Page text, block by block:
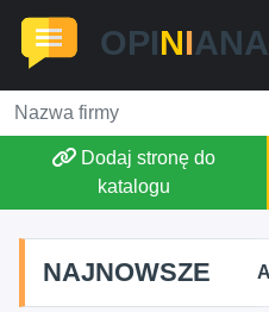
OPINIANA
Dodaj stronę do
katalogu
NAJNOWSZE
TOMASZ BURY PRYWATNA PRAKTYKA FIZJOTERAPII ALEKSANDRA BAKA